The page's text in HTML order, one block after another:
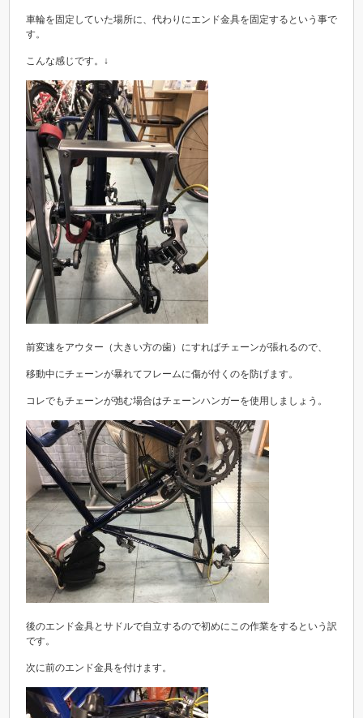
車輪を固定していた場所に、代わりにエンド金具を固定するという事で
す。
こんな感じです。↓
前変速をアウター（大きい方の歯）にすればチェーンが張れるので、
移動中にチェーンが暴れてフレームに傷が付くのを防げます。
コレでもチェーンが弛む場合はチェーンハンガーを使用しましょう。
後のエンド金具とサドルで自立するので初めにこの作業をするという訳
です。
次に前のエンド金具を付けます。